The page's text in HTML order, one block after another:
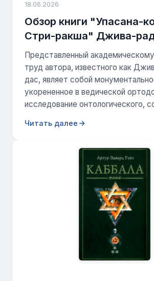
18.06.2026
Обзор книги "Упасана-
Стри-ракша" Джива-
Представленный
труд автора, известного как
дас, являет собой
укорененное в ведической
исследование онтологического,
Читать далее